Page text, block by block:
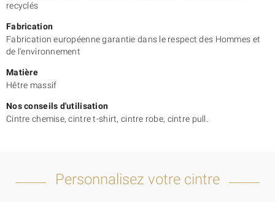
recyclés
Fabrication
Fabrication européenne garantie dans le respect des Hommes et
de l'environnement
Matière
Hêtre massif
Nos conseils d'utilisation
Cintre chemise, cintre t-shirt, cintre robe, cintre pull.
Personnalisez votre cintre